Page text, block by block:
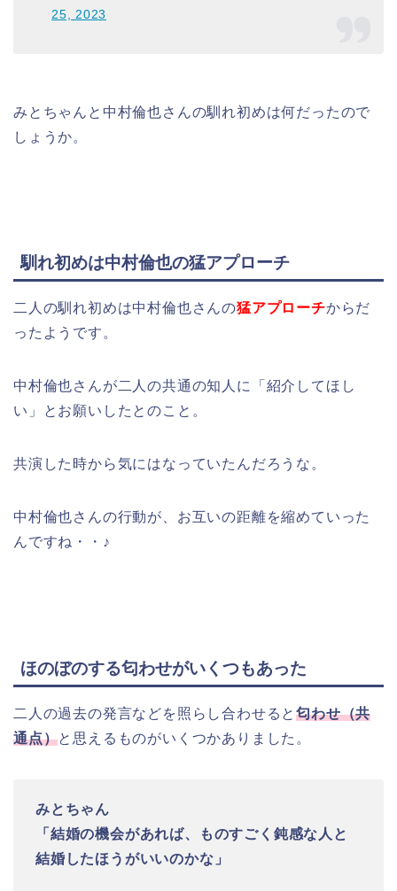
25, 2023
みとちゃんと中村倫也さんの馴れ初めは何だったので
しょうか。
馴れ初めは中村倫也の猛アプローチ
二人の馴れ初めは中村倫也さんの猛アプローチからだ
ったようです。
中村倫也さんが二人の共通の知人に「紹介してほし
い」とお願いしたとのこと。
共演した時から気にはなっていたんだろうな。
中村倫也さんの行動が、お互いの距離を縮めていった
んですね・・♪
ほのぼのする匂わせがいくつもあった
二人の過去の発言などを照らし合わせると匂わせ（共
通点）と思えるものがいくつかありました。
みとちゃん
「結婚の機会があれば、ものすごく鈍感な人と
結婚したほうがいいのかな」